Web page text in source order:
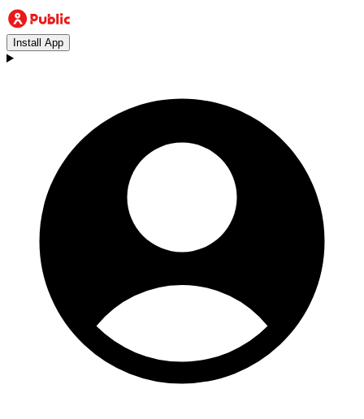
Install App